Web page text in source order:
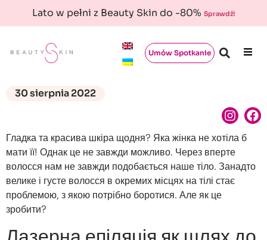
Lato w pełni z Beauty Skin do -80% Sprawdź!
Umów Spotkanie
30 sierpnia 2022
Гладка та красива шкіра щодня? Яка жінка не хотіла б
мати її! Однак це не завжди можливо. Через вперте
волосся нам не завжди подобається наше тіло. Занадто
велике і густе волосся в окремих місцях на тілі стає
проблемою, з якою потрібно боротися. Але як це
зробити?